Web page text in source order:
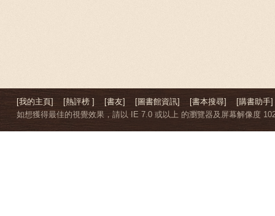
[我的主頁] [熱評榜 ] [書友] [圖書館資訊] [書本搜尋]
[購書助手]
如想獲得最佳的視覺效果，請以 IE 7.0 或以上 的瀏覽器及屏幕解像度